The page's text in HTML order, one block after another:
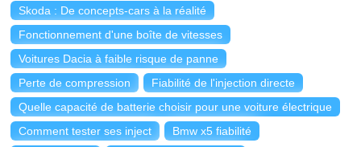
Skoda : De concepts-cars à la réalité
Fonctionnement d'une boîte de vitesses
Voitures Dacia à faible risque de panne
Perte de compression
Fiabilité de l'injection directe
Quelle capacité de batterie choisir pour une voiture électrique
Comment tester ses inject
Bmw x5 fiabilité